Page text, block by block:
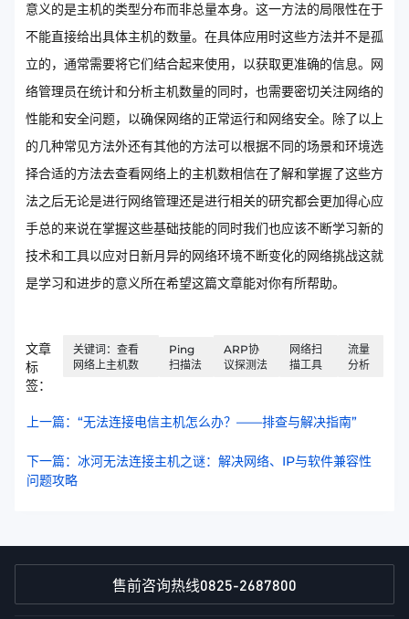
意义的是主机的类型分布而非总量本身。这一方法的局限性在于
不能直接给出具体主机的数量。在具体应用时这些方法并不是孤
立的，通常需要将它们结合起来使用，以获取更准确的信息。网
络管理员在统计和分析主机数量的同时，也需要密切关注网络的
性能和安全问题，以确保网络的正常运行和网络安全。除了以上
的几种常见方法外还有其他的方法可以根据不同的场景和环境选
择合适的方法去查看网络上的主机数相信在了解和掌握了这些方
法之后无论是进行网络管理还是进行相关的研究都会更加得心应
手总的来说在掌握这些基础技能的同时我们也应该不断学习新的
技术和工具以应对日新月异的网络环境不断变化的网络挑战这就
是学习和进步的意义所在希望这篇文章能对你有所帮助。
文章
标
签：
关键词：查看
网络上主机数
Ping
扫描法
ARP协
议探测法
网络扫
描工具
流量
分析
上一篇：“无法连接电信主机怎么办？——排查与解决指南”
下一篇：冰河无法连接主机之谜：解决网络、IP与软件兼容性
问题攻略
售前咨询热线0825-2687800